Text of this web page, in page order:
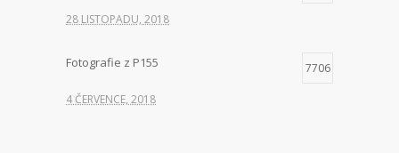
28 LISTOPADU, 2018
Fotografie z P155 7706
4 ČERVENCE, 2018